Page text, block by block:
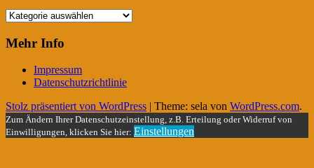
Kategorien
Mehr Info
Impressum
Datenschutzrichtlinie
Stolz präsentiert von WordPress | Theme: sela von WordPress.com.
Zum Ändern Ihrer Datenschutzeinstellung, z.B. Erteilung oder Widerruf von
Einwilligungen, klicken Sie hier: Einstellungen